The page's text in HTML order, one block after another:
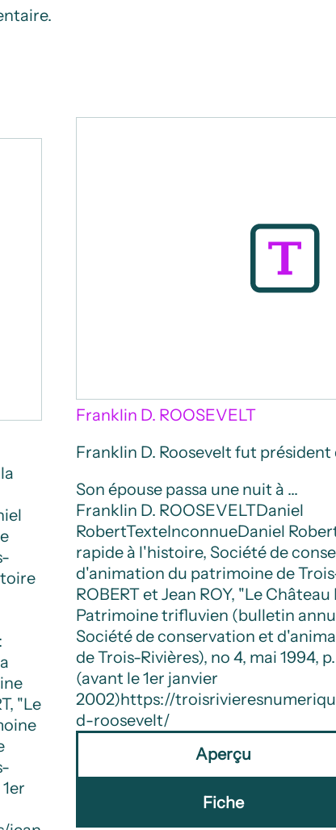
"Le
Franklin D. ROOSEVELT
Franklin D. Roosevelt fut président
Son épouse passa une nuit à …
Franklin D. ROOSEVELTDaniel
RobertTexteInconnueDaniel
rapide à l'histoire, Société de
d'animation du patrimoine de
ROBERT et Jean ROY, "Le Château
Patrimoine trifluvien (bulletin
Société de conservation et
de Trois-Rivières), no 4, mai 1994, p.
(avant le 1er janvier
2002)https://
d-roosevelt/
Aperçu
Fiche